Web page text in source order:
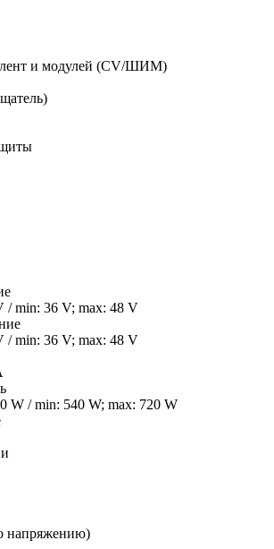
лент и модулей (CV/ШИМ)
/ min: 36 V; max: 48 V
/ min: 36 V; max: 48 V
W / min: 540 W; max: 720 W